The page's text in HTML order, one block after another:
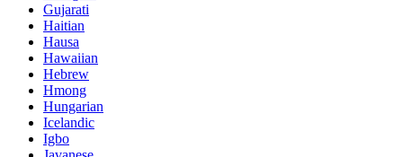
Gujarati
Haitian
Hausa
Hawaiian
Hebrew
Hmong
Hungarian
Icelandic
Igbo